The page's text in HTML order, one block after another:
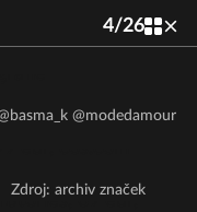
4/26
@modedamour
Zdroj: archiv značek